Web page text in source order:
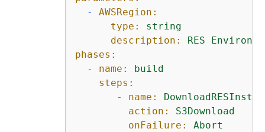
-
AWSRegion:
type:
string
description:
RES
phases:
-
name:
build
steps:
-
name:
action:
S3Download
onFailure:
Abort